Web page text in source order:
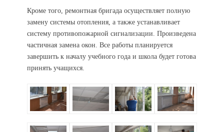
Кроме того, ремонтная бригада осуществляет полную
замену системы отопления, а также устанавливает
систему противопожарной сигнализации. Произведена
частичная замена окон. Все работы планируется
завершить к началу учебного года и школа будет готова
принять учащихся.